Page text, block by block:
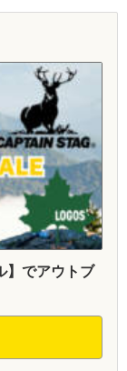
】でアウトブ